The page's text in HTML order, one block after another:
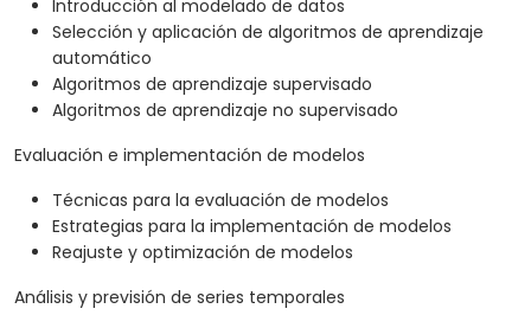
Introducción al modelado de datos
Selección y aplicación de algoritmos de aprendizaje
automático
Algoritmos de aprendizaje supervisado
Algoritmos de aprendizaje no supervisado
Evaluación e implementación de modelos
Técnicas para la evaluación de modelos
Estrategias para la implementación de modelos
Reajuste y optimización de modelos
Análisis y previsión de series temporales